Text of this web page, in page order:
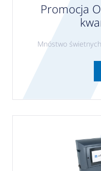
Promocja
Mnóstwo